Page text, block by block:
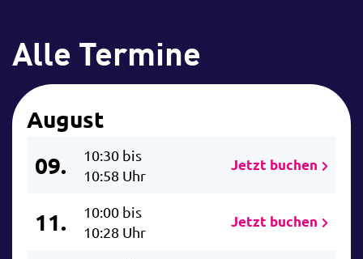
Alle Termine
August
09.
10:30 bis
10:58 Uhr
Jetzt buchen
11.
10:00 bis
10:28 Uhr
Jetzt buchen